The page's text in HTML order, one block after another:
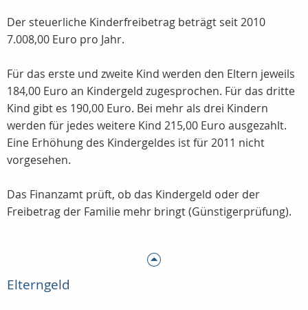
Der steuerliche Kinderfreibetrag beträgt seit 2010
7.008,00 Euro pro Jahr.
Für das erste und zweite Kind werden den Eltern jeweils
184,00 Euro an Kindergeld zugesprochen. Für das dritte
Kind gibt es 190,00 Euro. Bei mehr als drei Kindern
werden für jedes weitere Kind 215,00 Euro ausgezahlt.
Eine Erhöhung des Kindergeldes ist für 2011 nicht
vorgesehen.
Das Finanzamt prüft, ob das Kindergeld oder der
Freibetrag der Familie mehr bringt (Günstigerprüfung).
Elterngeld